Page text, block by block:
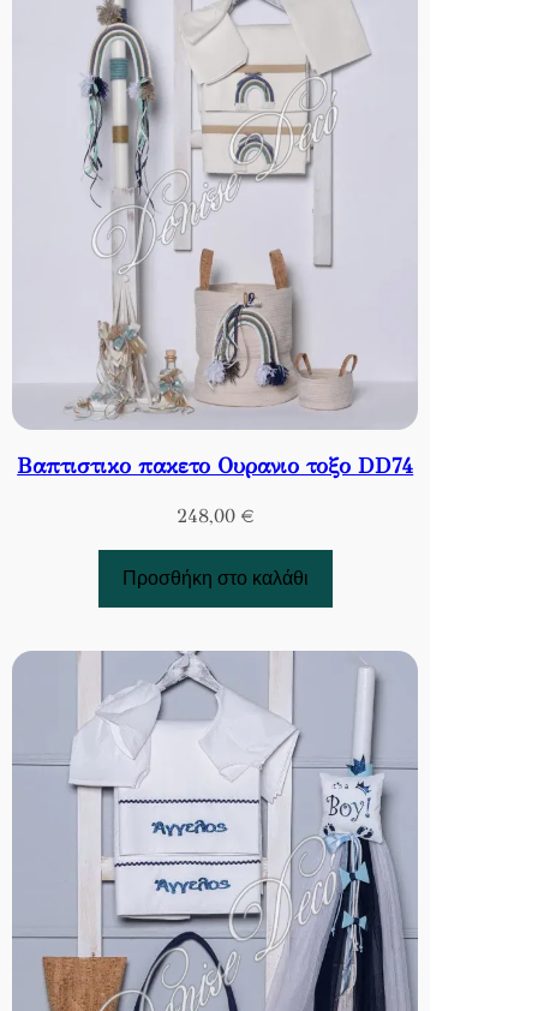
Βαπτιστικο πακετο Ουρανιο τοξο DD74
248,00 €
Προσθήκη στο καλάθι